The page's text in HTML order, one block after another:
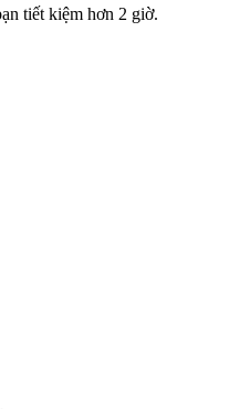
tiết kiệm hơn 2 giờ.